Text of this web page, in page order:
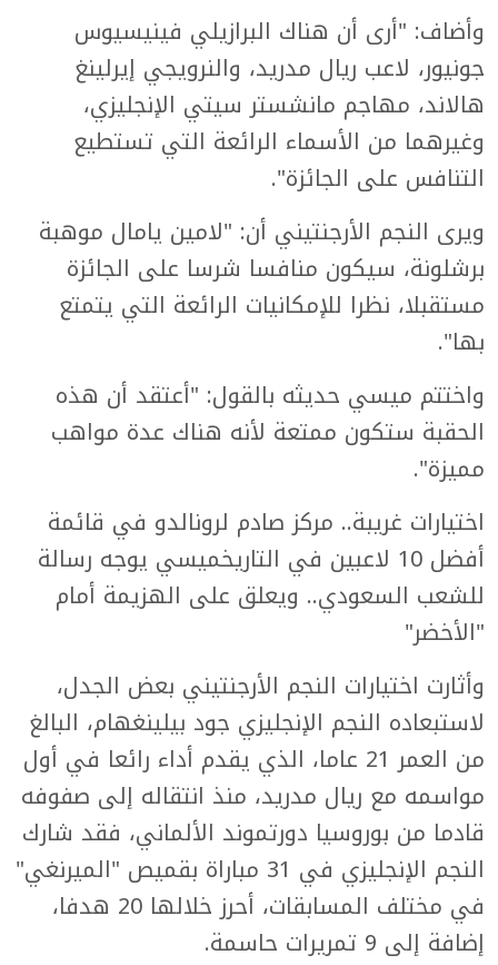
وأضاف: "أرى أن هناك البرازيلي فينيسيوس
جونيور، لاعب ريال مدريد، والنرويجي إيرلينغ
هالاند، مهاجم مانشستر سيتي الإنجليزي،
وغيرهما من الأسماء الرائعة التي تستطيع
التنافس على الجائزة".
ويرى النجم الأرجنتيني أن: "لامين يامال موهبة
برشلونة، سيكون منافسا شرسا على الجائزة
مستقبلا، نظرا للإمكانيات الرائعة التي يتمتع
بها".
واختتم ميسي حديثه بالقول: "أعتقد أن هذه
الحقبة ستكون ممتعة لأنه هناك عدة مواهب
مميزة".
اختيارات غريبة.. مركز صادم لرونالدو في قائمة
أفضل 10 لاعبين في التاريخميسي يوجه رسالة
للشعب السعودي.. ويعلق على الهزيمة أمام
"الأخضر"
وأثارت اختيارات النجم الأرجنتيني بعض الجدل،
لاستبعاده النجم الإنجليزي جود بيلينغهام، البالغ
من العمر 21 عاما، الذي يقدم أداء رائعا في أول
مواسمه مع ريال مدريد، منذ انتقاله إلى صفوفه
قادما من بوروسيا دورتموند الألماني، فقد شارك
النجم الإنجليزي في 31 مباراة بقميص "الميرنغي"
في مختلف المسابقات، أحرز خلالها 20 هدفا،
إضافة إلى 9 تمريرات حاسمة.